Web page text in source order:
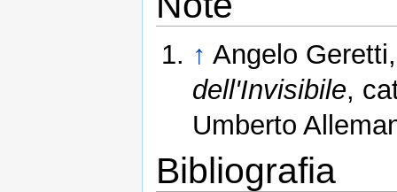
↑ Angelo
dell'Invisibile,
Umberto
Bibliografia